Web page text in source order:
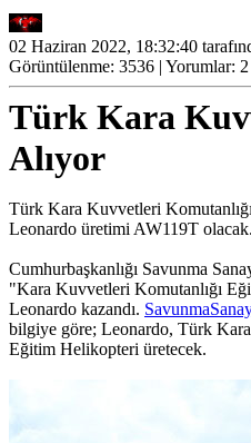
02 Haziran 2022, 18:32:40
Görüntülenme: 3536 | Yorumlar: 2
Türk Kara
Alıyor
Türk Kara Kuvvetleri
Leonardo üretimi AW119T
Cumhurbaşkanlığı Savunma
"Kara Kuvvetleri Komutanlığı
Leonardo kazandı.
bilgiye göre; Leonardo, Türk
Eğitim Helikopteri üretecek.